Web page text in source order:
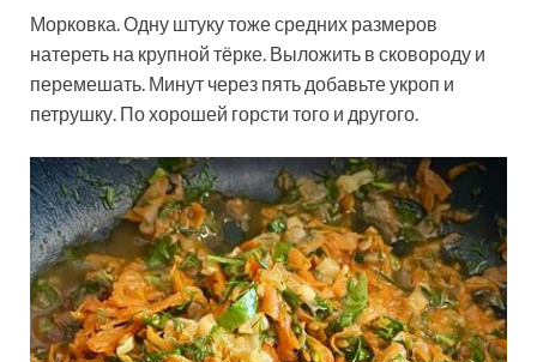
Морковка. Одну штуку тоже средних размеров
натереть на крупной тёрке. Выложить в сковороду и
перемешать. Минут через пять добавьте укроп и
петрушку. По хорошей горсти того и другого.